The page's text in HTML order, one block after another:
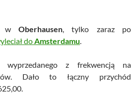
wOberhausen, tylko zaraz po
doAmsterdamu.
wyprzedanego z frekwencją na
Dało to łączny przychód